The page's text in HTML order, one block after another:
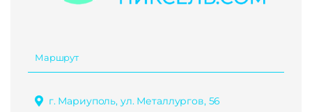
Маршрут
г. Мариуполь, ул. Металлургов, 56